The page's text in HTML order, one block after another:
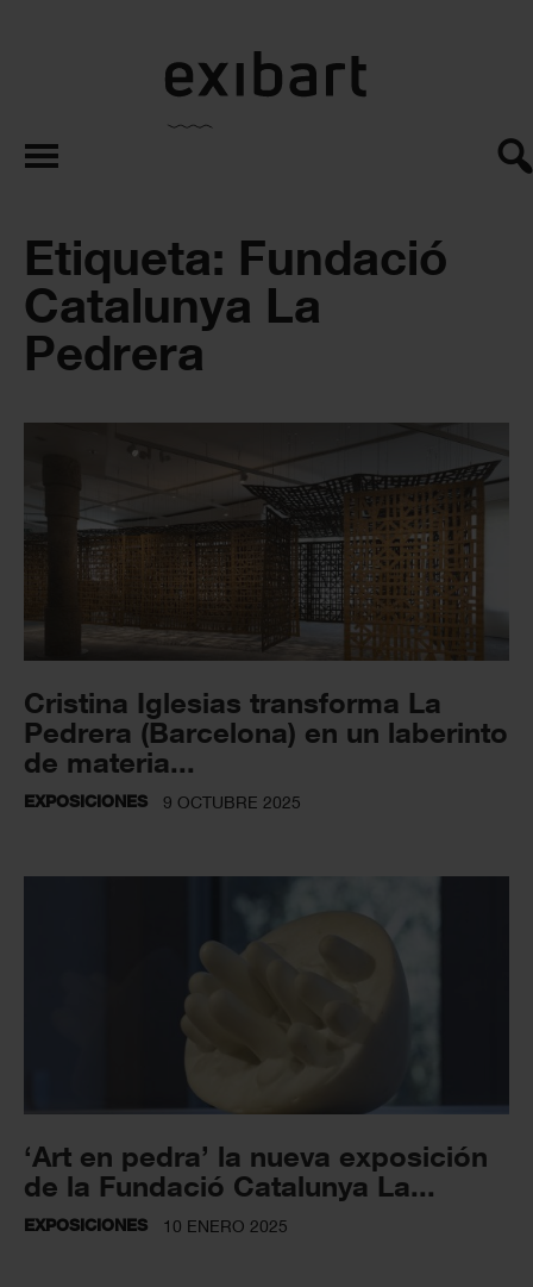
exibart.es
Etiqueta: Fundació
Catalunya La
Pedrera
Cristina Iglesias transforma La
Pedrera (Barcelona) en un laberinto
de materia...
EXPOSICIONES 9 OCTUBRE 2025
‘Art en pedra’ la nueva exposición
de la Fundació Catalunya La...
EXPOSICIONES 10 ENERO 2025